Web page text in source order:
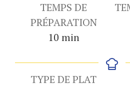
TEMPS DE
PRÉPARATION
10minutes
min
TYPE DE PLAT